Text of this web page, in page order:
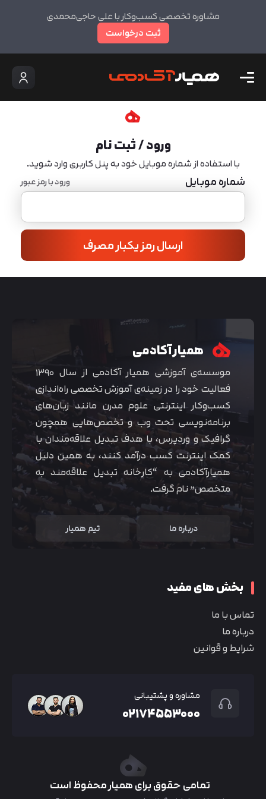
مشاوره تخصصی کسب‌وکار با علی حاجی‌محمدی
ثبت درخواست
ورود / ثبت نام
با استفاده از شماره موبایل خود به پنل کاربری وارد شوید.
شماره موبایل ورود با رمز عبور
ارسال رمز یکبار مصرف
همیار آکادمی
موسسه‌ی آموزشی همیار آکادمی از سال ۱۳۹۰
فعالیت خود را در زمینه‌ی آموزش تخصصی راه‌اندازی
کسب‌و‌کار اینترنتی علوم مدرن مانند زبان‌های
برنامه‌نویسی تحت وب و تخصص‌هایی همچون
گرافیک و وردپرس، با هدف تبدیل علاقه‌مندان با
کمک اینترنت کسب درآمد کنند، به همین دلیل
همیارآکادمی به “کارخانه تبدیل علاقه‌مند به
متخصص” نام گرفت.
درباره ما تیم همیار
بخش های مفید
تماس با ما
درباره ما
شرایط و قوانین
مشاوره و پشتیبانی
۰۲۱۷۴۵۵۳۰۰۰
تمامی حقوق برای همیار محفوظ است
متوجه شدم